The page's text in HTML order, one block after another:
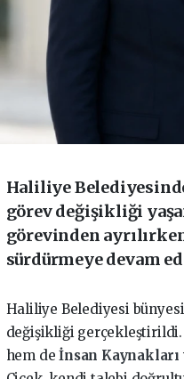
Haliliye
görev değişikliği
görevinden
sürdürmeye devam
Haliliye Belediyesi
değişikliği
hem deİnsan Kaynakları